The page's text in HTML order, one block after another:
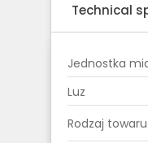
Technical
Jednostka
Luz
Rodzaj towaru